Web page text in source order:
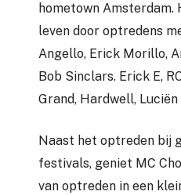
hometown
leven door optredens
Angello, Erick Morillo,
Bob Sinclars. Erick E,
Grand, Hardwell,
Naast het optreden bij
festivals, geniet MC
van optreden in een